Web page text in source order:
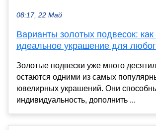
08:17, 22 Май
Варианты золотых подвесок:
идеальное украшение для
Золотые подвески уже много
остаются одними из самых
ювелирных украшений. Они
индивидуальность, дополнить ...